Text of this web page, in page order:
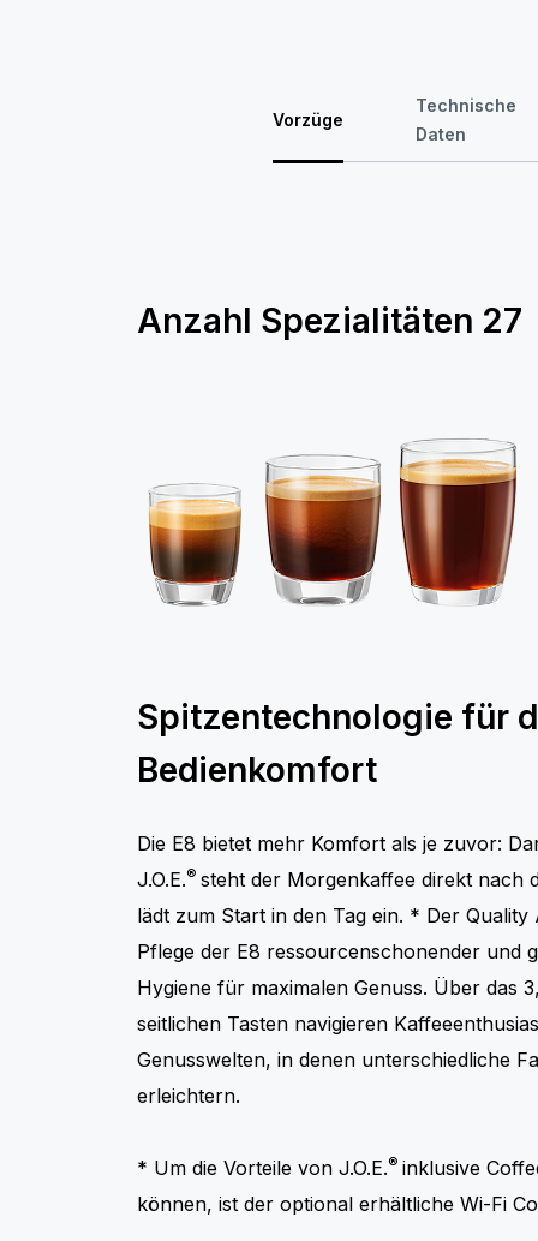
Vorzüge
Technische
Daten
Anzahl Spezialitäten 27
Spitzentechnologie für
Bedienkomfort
Die E8 bietet mehr Komfort als je zuvor:
J.O.E.® steht der Morgenkaffee direkt nach
lädt zum Start in den Tag ein. * Der Quality
Pflege der E8 ressourcenschonender und
Hygiene für maximalen Genuss. Über das
seitlichen Tasten navigieren
Genusswelten, in denen unterschiedliche
erleichtern.
* Um die Vorteile von J.O.E.® inklusive
können, ist der optional erhältliche Wi-Fi